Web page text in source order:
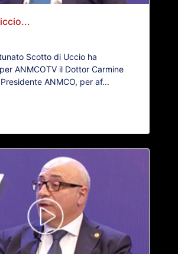
Scotto di Uccio ha
ANMCOTV il Dottor Carmine
ANMCO, per af...